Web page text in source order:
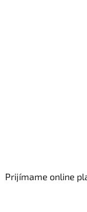
Prijímame online